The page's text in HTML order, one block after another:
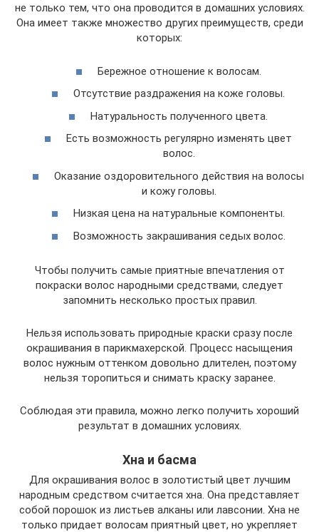
не только тем, что она проводится в домашних условиях.
Она имеет также множество других преимуществ, среди
которых:
Бережное отношение к волосам.
Отсутствие раздражения на коже головы.
Натуральность полученного цвета.
Есть возможность регулярно изменять цвет
волос.
Оказание оздоровительного действия на волосы
и кожу головы.
Низкая цена на натуральные компоненты.
Возможность закрашивания седых волос.
Чтобы получить самые приятные впечатления от
покраски волос народными средствами, следует
запомнить несколько простых правил.
Нельзя использовать природные краски сразу после
окрашивания в парикмахерской. Процесс насыщения
волос нужным оттенком довольно длителен, поэтому
нельзя торопиться и снимать краску заранее.
Соблюдая эти правила, можно легко получить хороший
результат в домашних условиях.
Хна и басма
Для окрашивания волос в золотистый цвет лучшим
народным средством считается хна. Она представляет
собой порошок из листьев алканы или лавсонии. Хна не
только придает волосам приятный цвет, но укрепляет